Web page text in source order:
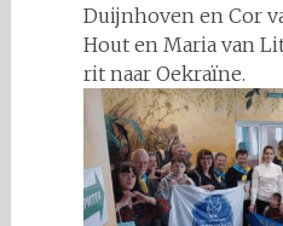
Duijnhoven en Cor
Hout en Maria van
rit naar Oekraïne.